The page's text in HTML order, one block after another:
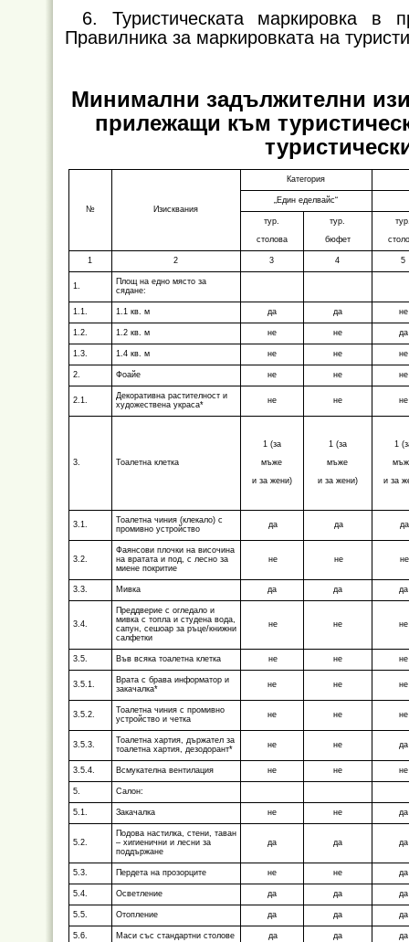
6. Туристическата маркировка
Правилника за маркировката на
Минимални задължителни
прилежащи към
№ Изисквания
Категория
„Един еделвайс“
тур.
столова
тур.
бюфет
1 2 3 4 5
1.
Площ на едно място за
сядане:
1.1. 1.1 кв. м да да не
1.2. 1.2 кв. м не не да
1.3. 1.4 кв. м не не не
2. Фоайе не не не
2.1.
Декоративна растителност и
художествена украса*
не не не
3. Тоалетна клетка
1 (за
мъже
и за жени)
1 (за
мъже
и за жени)
1
и за
3.1.
Тоалетна чиния (клекало) с
промивно устройство
да да да
3.2.
Фаянсови плочки на височина
на вратата и под, с лесно за
миене покритие
не не не
3.3. Мивка да да да
3.4.
Преддверие с огледало и
мивка с топла и студена вода,
сапун, сешоар за ръце/книжни
салфетки
не не не
3.5. Във всяка тоалетна клетка не не не
3.5.1.
Врата с брава информатор и
закачалка*
не не не
3.5.2.
Тоалетна чиния с промивно
устройство и четка
не не не
3.5.3.
Тоалетна хартия, държател за
тоалетна хартия, дезодорант*
не не да
3.5.4. Всмукателна вентилация не не не
5. Салон:
5.1. Закачалка не не да
5.2.
Подова настилка, стени, таван
– хигиенични и лесни за
поддържане
да да да
5.3. Пердета на прозорците не не да
5.4. Осветление да да да
5.5. Отопление да да да
5.6. Маси със стандартни столове да да да